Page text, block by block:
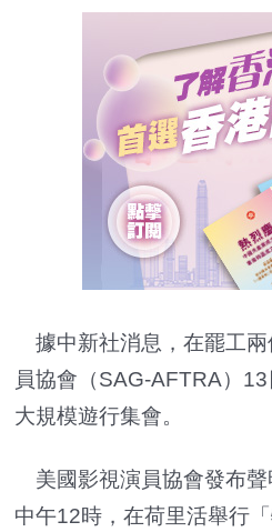
據中新社消息，在罷工
員協會（SAG-AFTRA）
大規模遊行集會。
美國影視演員協會發布
中午12時，在荷里活舉行